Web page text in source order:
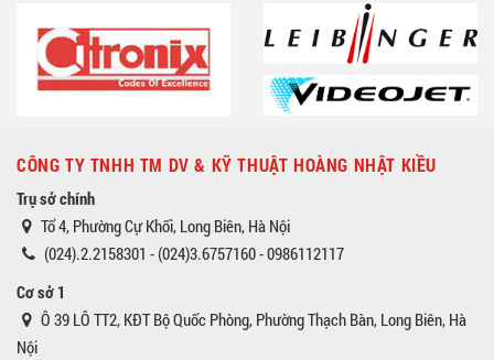
CÔNG TY TNHH TM DV & KỸ THUẬT HOÀNG NHẬT KIỀU
Trụ sở chính
Tổ 4, Phường Cự Khối, Long Biên, Hà Nội
(024).2.2158301 - (024)3.6757160 - 0986112117
Cơ sở 1
Ô 39 LÔ TT2, KĐT Bộ Quốc Phòng, Phường Thạch Bàn, Long Biên, Hà
Nội